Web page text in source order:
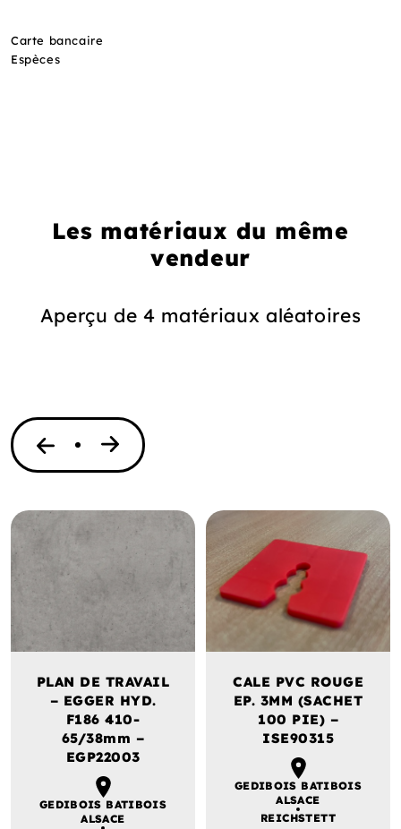
Carte bancaire
Espèces
Les matériaux du même
vendeur
Aperçu de 4 matériaux aléatoires
PLAN DE TRAVAIL
– EGGER HYD.
F186 410-
65/38mm –
EGP22003
GEDIBOIS BATIBOIS
ALSACE
CALE PVC ROUGE
EP. 3MM (SACHET
100 PIE) –
ISE90315
GEDIBOIS BATIBOIS
ALSACE
REICHSTETT